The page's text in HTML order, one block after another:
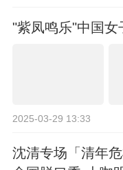
"紫凤鸣乐"中国女
2025-03-29 13:33
沈清专场「清年